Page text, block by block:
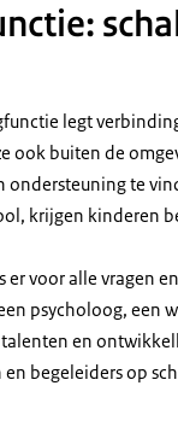
legt
ook buiten de
ondersteuning te
krijgen kinderen
er voor alle vragen
psycholoog, een
en
begeleiders op